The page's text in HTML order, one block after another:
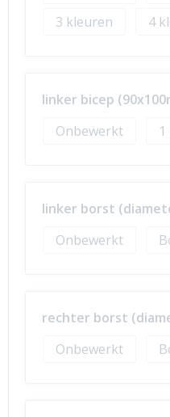
3
4
linker bicep
Onbewerkt
1
linker borst
Onbewerkt
rechter borst
Onbewerkt